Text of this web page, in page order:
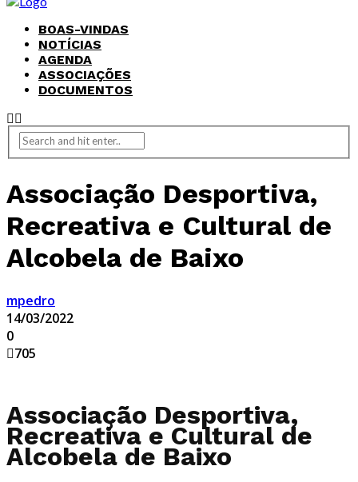
BOAS-VINDAS
NOTÍCIAS
AGENDA
ASSOCIAÇÕES
DOCUMENTOS
Associação Desportiva,
Recreativa e Cultural de
Alcobela de Baixo
mpedro
14/03/2022
0
705
Associação Desportiva,
Recreativa e Cultural de
Alcobela de Baixo